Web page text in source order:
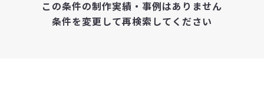
この条件の制作実績・事例はありません
条件を変更して再検索してください